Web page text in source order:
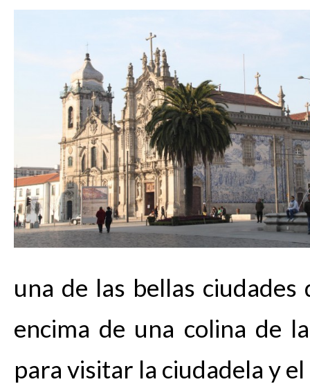
una de las bellas
encima de una colina de
para visitar la ciudadela y